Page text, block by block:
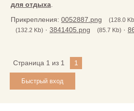
для отдыха
Прикрепления: 0052887.png (128.0
(132.2 Kb) · 3841405.png (85.7 Kb) ·
Страница 1 из 1 1